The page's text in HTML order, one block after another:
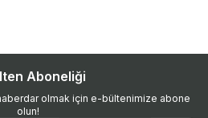
Aboneliği
olmak için e-bültenimize abone
olun!